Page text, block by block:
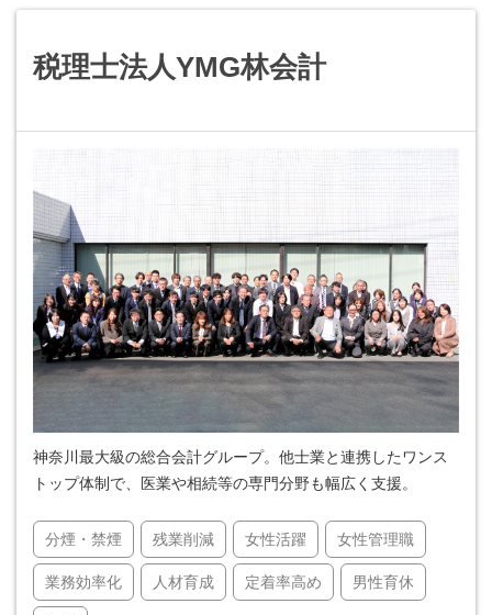
税理士法人YMG林会計
神奈川最大級の総合会計グループ。他士業と連携したワンス
トップ体制で、医業や相続等の専門分野も幅広く支援。
分煙・禁煙 残業削減 女性活躍 女性管理職
業務効率化 人材育成 定着率高め 男性育休